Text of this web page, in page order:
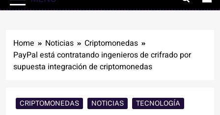
Home Noticias
Criptomonedas
PayPal está contratando ingenieros de crifrado por
supuesta integración de criptomonedas
CRIPTOMONEDAS NOTICIAS TECNOLOGÍA